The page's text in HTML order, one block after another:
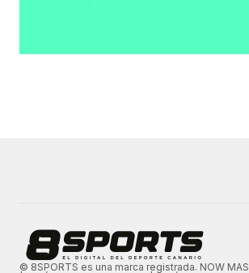
© 8SPORTS es una marca registrada. NOW